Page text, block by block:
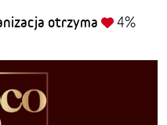
otrzyma 4%